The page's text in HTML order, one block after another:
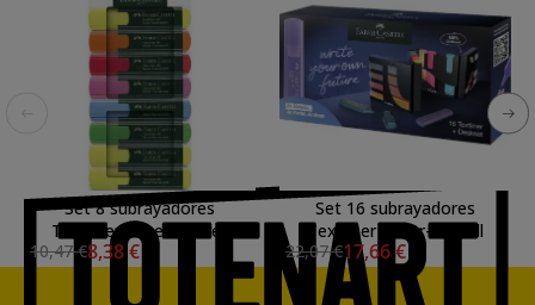
Set 8 subrayadores
Textliner Faber-Castell
10,47 €8,38 €
Set 16 subrayadores
Textliner Faber-Castell
22,07 €17,66 €